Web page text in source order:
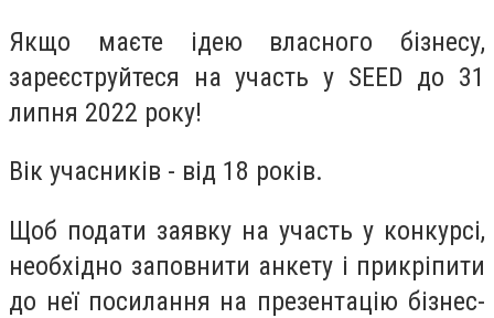
Якщо маєте ідею власного бізнесу,
зареєструйтеся на участь у SEED до 31
липня 2022 року!
Вік учасників - від 18 років.
Щоб подати заявку на участь у конкурсі,
необхідно заповнити анкету і прикріпити
до неї посилання на презентацію бізнес-